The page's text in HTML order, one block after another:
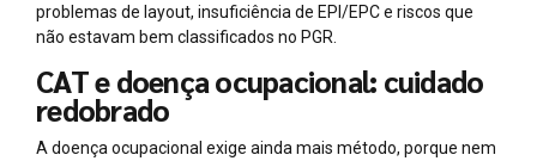
problemas de layout, insuficiência de EPI/EPC e riscos que
não estavam bem classificados no PGR.
CAT e doença ocupacional: cuidado
redobrado
A doença ocupacional exige ainda mais método, porque nem